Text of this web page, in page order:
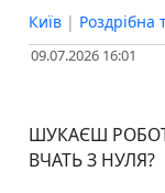
Київ | Роздрібна
09.07.2026 16:01
ШУКАЄШ
ВЧАТЬ З НУЛЯ?